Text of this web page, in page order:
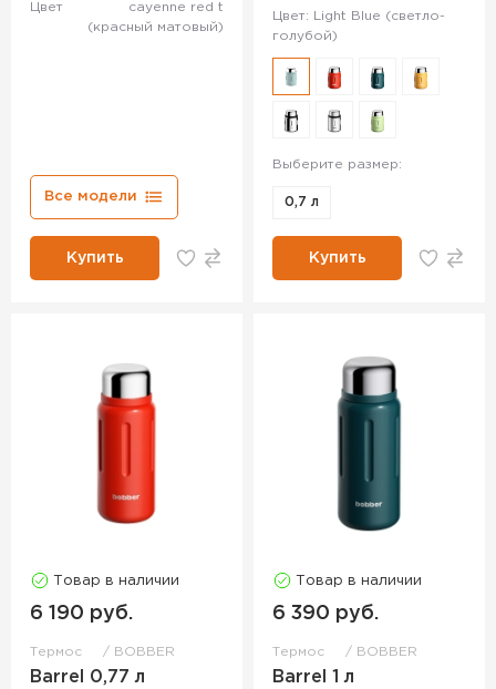
Цвет
cayenne red t
(красный матовый)
Все модели
Купить
Цвет: Light Blue (светло-
голубой)
Выберите размер:
0,7 л
Купить
Товар в наличии
6 190 руб.
Термос BOBBER
Barrel 0,77 л
Товар в наличии
6 390 руб.
Термос BOBBER
Barrel 1 л